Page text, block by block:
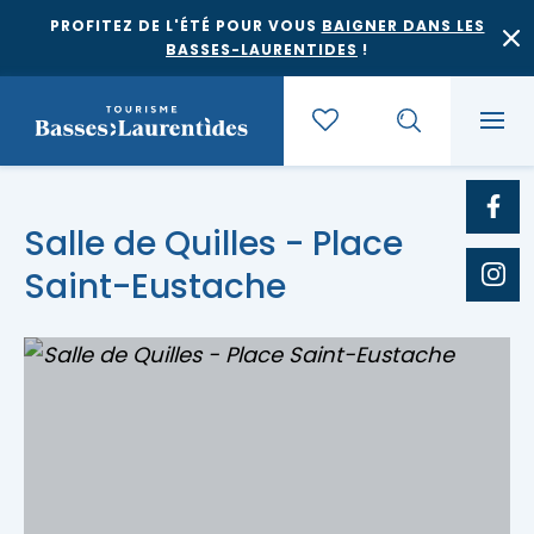
PROFITEZ DE L'ÉTÉ POUR VOUS BAIGNER DANS LES
BASSES-LAURENTIDES !
Quoi faire
Salle de Quilles - Place
Saint-Eustache